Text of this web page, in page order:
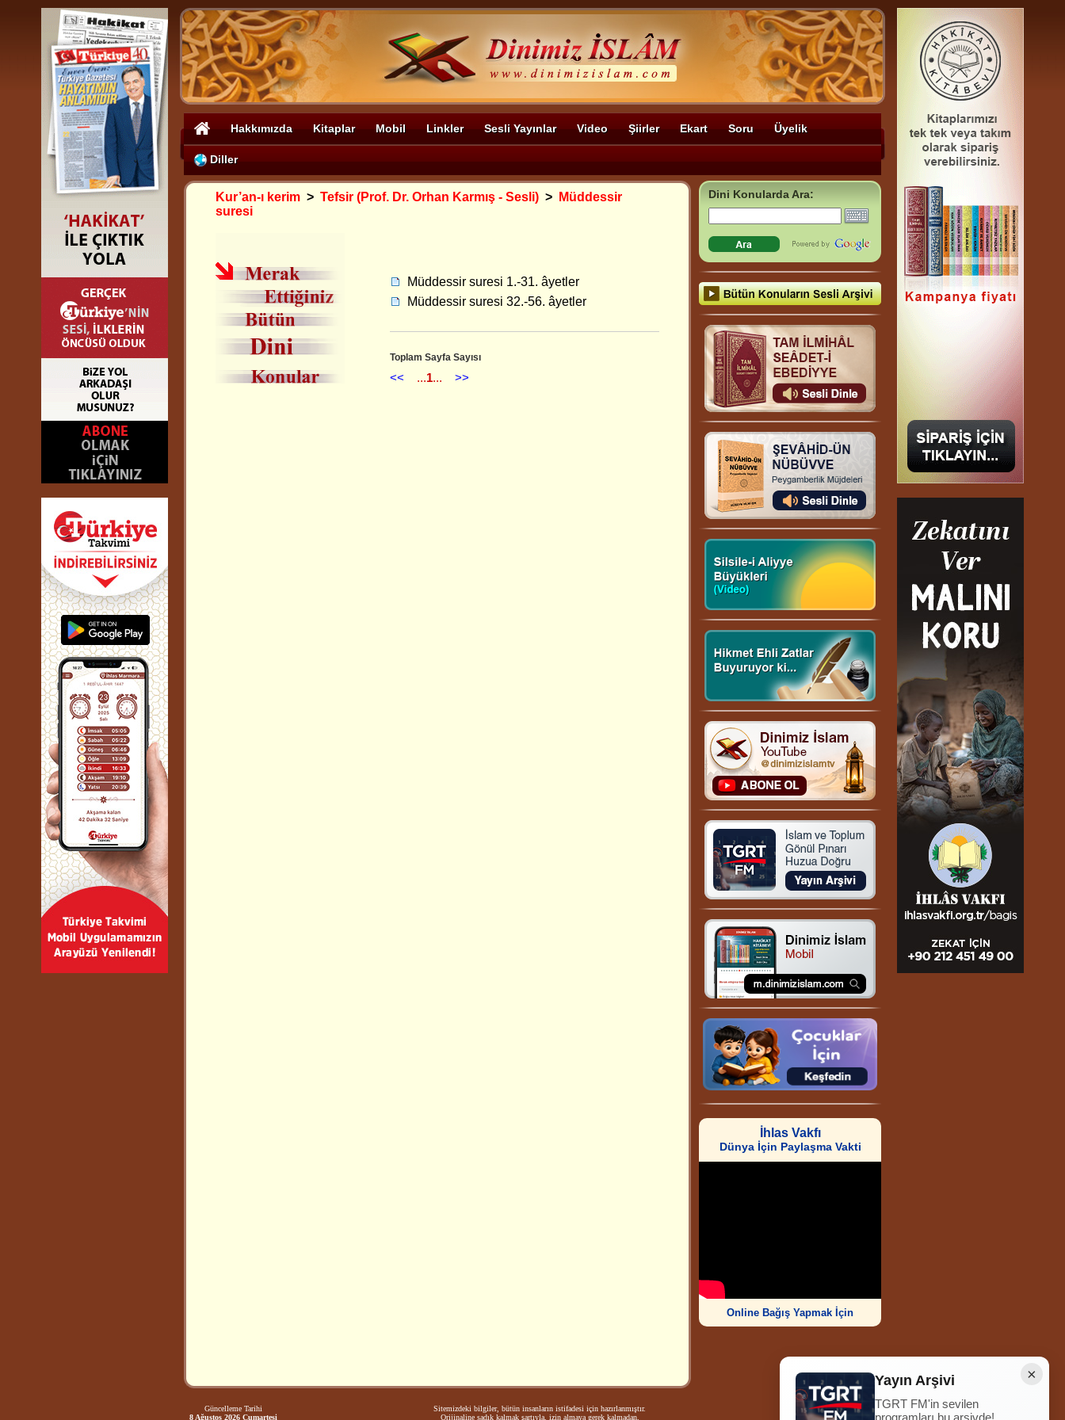
Hakkımızda Kitaplar Mobil Linkler Sesli Yayınlar Video Şiirler Ekart Soru Üyelik
Diller
Kur’an-ı kerim > Tefsir (Prof. Dr. Orhan Karmış - Sesli) >
Müddessir
suresi
Müddessir suresi 1.-31. âyetler
Müddessir suresi 32.-56. âyetler
Toplam Sayfa Sayısı
<< ...1... >>
Dini Konularda Ara:
İhlas Vakfı
Dünya İçin Paylaşma Vakti
Online Bağış Yapmak İçin
Güncelleme Tarihi
8 Ağustos 2026 Cumartesi
Sitemizdeki bilgiler, bütün insanların istifadesi için hazırlanmıştır.
Orijinaline sadık kalmak şartıyla, izin almaya gerek kalmadan,
Ziyaretçi Sayısı
252.011.876
×
Yayın Arşivi
TGRT FM'in sevilen
programları bu arşivde!